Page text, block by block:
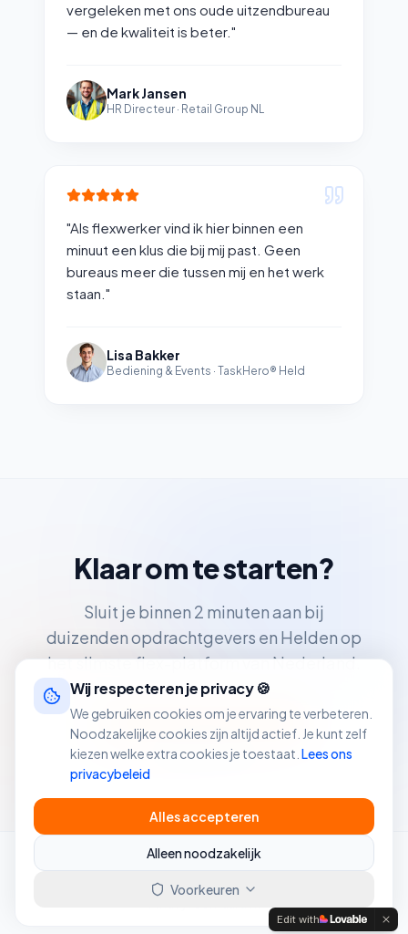
vergeleken met ons oude uitzendbureau
— en de kwaliteit is beter. "
Mark Jansen
HR Directeur · Retail Group NL
"Als flexwerker vind ik hier binnen een
minuut een klus die bij mij past. Geen
bureaus meer die tussen mij en het werk
staan. "
Lisa Bakker
Bediening & Events · TaskHero® Held
Klaar om te starten?
Sluit je binnen 2 minuten aan bij
duizenden opdrachtgevers en Helden op
het slimste flex-platform van Nederland.
Ik zoek personeel
Ik zoek werk
TaskHero®. Alle rechten voorbehouden.
Wij respecteren je privacy 🍪
We gebruiken cookies om je ervaring te verbeteren.
Noodzakelijke cookies zijn altijd actief. Je kunt zelf
kiezen welke extra cookies je toestaat. Lees ons
privacybeleid
Alles accepteren
Alleen noodzakelijk
Voorkeuren
Edit with